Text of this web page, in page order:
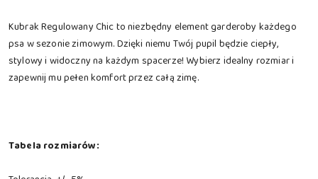
Kubrak Regulowany Chic to niezbędny element garderoby każdego
psa w sezonie zimowym. Dzięki niemu Twój pupil będzie ciepły,
stylowy i widoczny na każdym spacerze! Wybierz idealny rozmiar i
zapewnij mu pełen komfort przez całą zimę.
Tabela rozmiarów: